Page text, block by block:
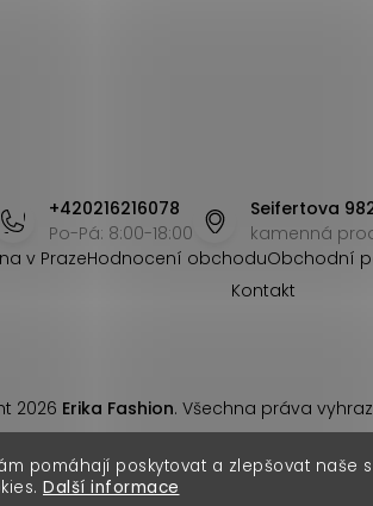
pomáhají poskytovat a zlepšovat naše
Další informace
+420216216078
Po-Pá: 8:00-18:00
Seifertova
kamenná
v PrazeHodnocení obchoduObchodní
Kontakt
2026 Erika Fashion. Všechna práva